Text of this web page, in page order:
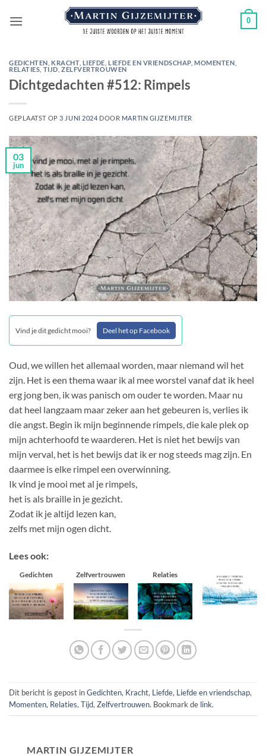
naar
0
GEDICHTEN KRACHT, LIEFDE ,LIEFDE EN VRIENDSCHAP,MOMENTEN
RELATIES TIJD ZELFVERTROUWEN
Dichtgedachten #512: Rimpels
GEPLAATST OP 3 JUNI 2024 DOOR MARTIN GIJZEMIJTER
03
jun
Vind je dit gedicht mooi? Deel het op Facebook
Oud, we willen het allemaal worden, maar niemand wil het
zijn. Het is een thema waar ik al mee worstel vanaf dat ik heel
erg jong ben, ik was panisch om ouder te worden. Maar nu
dat heel langzaam maar zeker aan het gebeuren is, verlies ik
die angst. Begin ik mijn beginnende rimpels, die kale plek op
mijn achterhoofd te waarderen. Het is niet het bewijs van
mijn verval, het is het bewijs dat ik er nog steeds mag zijn. En
daarmee is elke rimpel een overwinning.
Ik vind je mooi met al je rimpels,
het is als braille in je gezicht.
Zodat ik je altijd lezen kan,
zelfs met mijn ogen dicht.
Lees ook:
Gedichten Zelfvertrouwen Relaties
Dit bericht is gepost inGedichten, Kracht, Liefde, Liefde en vriendschap,
Momenten, Relaties, Tijd, Zelfvertrouwen. Bookmark de link.
MARTIN GIJZEMIJTER